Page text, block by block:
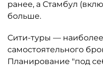
ранее, а Стамбул
больше.
Сити-туры —
самостоятельного
Планирование "под